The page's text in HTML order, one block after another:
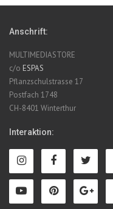
Anschrift:
MULTIMEDIASTORE
c/o ESPAS
Pflanzschulstrasse 17
Postfach 1748
CH-8401 Winterthur
Interaktion: